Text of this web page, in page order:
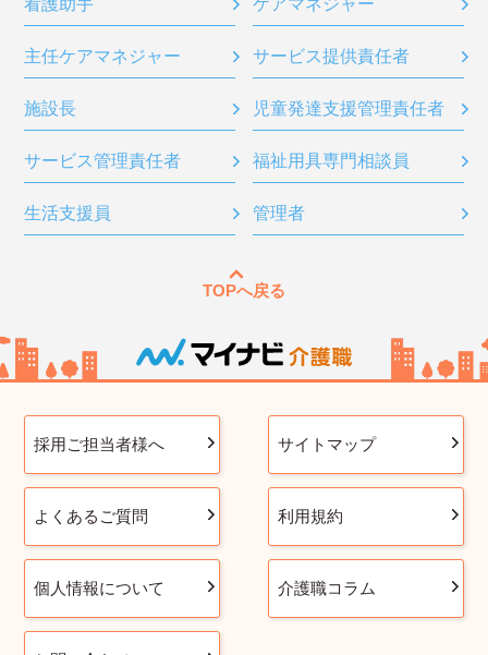
主任ケアマネジャー サービス提供責任者
施設長 児童発達支援管理責任者
サービス管理責任者 福祉用具専門相談員
生活支援員 管理者
TOPへ戻る
採用ご担当者様へ サイトマップ
よくあるご質問 利用規約
個人情報について 介護職コラム